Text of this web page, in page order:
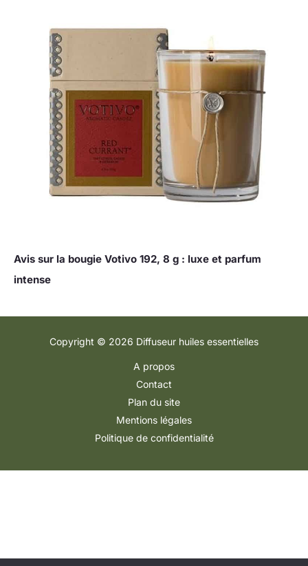
Avis sur la bougie Votivo 192, 8 g : luxe et parfum
intense
Copyright © 2026 Diffuseur huiles essentielles
A propos
Contact
Plan du site
Mentions légales
Politique de confidentialité